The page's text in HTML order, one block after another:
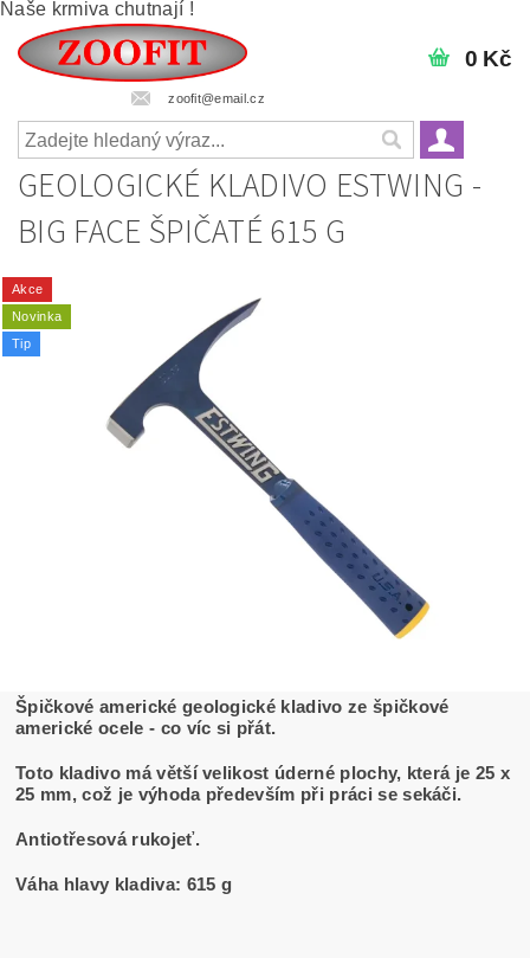
Naše krmiva chutnají !
zoofit@email.cz
0 Kč
GEOLOGICKÉ KLADIVO ESTWING -
BIG FACE ŠPIČATÉ 615 G
Akce
Novinka
Tip
Špičkové americké geologické kladivo ze špičkové
americké ocele - co víc si přát.
Toto kladivo má větší velikost úderné plochy, která je 25 x
25 mm, což je výhoda především při práci se sekáči.
Antiotřesová rukojeť.
Váha hlavy kladiva: 615 g